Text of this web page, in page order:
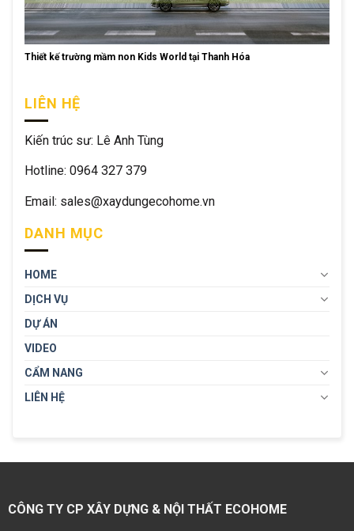
Thiết kế trường mầm non Kids World tại Thanh Hóa
LIÊN HỆ
Kiến trúc sư: Lê Anh Tùng
Hotline: 0964 327 379
Email: sales@xaydungecohome.vn
DANH MỤC
HOME
DỊCH VỤ
DỰ ÁN
VIDEO
CẨM NANG
LIÊN HỆ
CÔNG TY CP XÂY DỰNG & NỘI THẤT ECOHOME